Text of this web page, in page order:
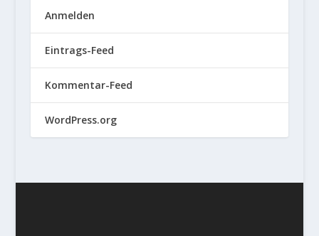
Anmelden
Eintrags-Feed
Kommentar-Feed
WordPress.org